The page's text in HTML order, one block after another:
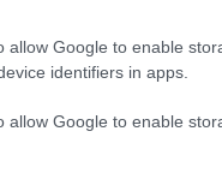
allow Google to enable
identifiers in apps.
allow Google to enable
κρούσμα στην
εμβολιασμού